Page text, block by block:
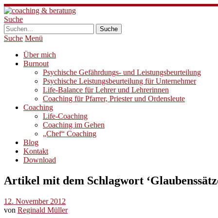
Suche
Suche Menü
Über mich
Burnout
Psychische Gefährdungs- und Leistungsbeurteilung
Psychische Leistungsbeurteilung für Unternehmer
Life-Balance für Lehrer und Lehrerinnen
Coaching für Pfarrer, Priester und Ordensleute
Coaching
Life-Coaching
Coaching im Gehen
„Chef“ Coaching
Blog
Kontakt
Download
Artikel mit dem Schlagwort ‘
12. November 2012
von Reginald Müller